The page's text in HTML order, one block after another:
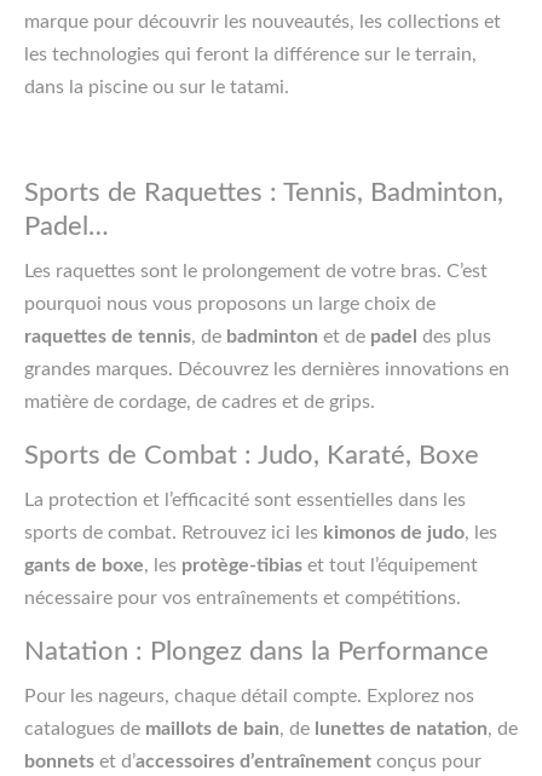
marque pour découvrir les nouveautés, les collections et
les technologies qui feront la différence sur le terrain,
dans la piscine ou sur le tatami.
Sports de Raquettes : Tennis, Badminton,
Padel…
Les raquettes sont le prolongement de votre bras. C’est
pourquoi nous vous proposons un large choix de
raquettes de tennis, de badminton et de padel des plus
grandes marques. Découvrez les dernières innovations en
matière de cordage, de cadres et de grips.
Sports de Combat : Judo, Karaté, Boxe
La protection et l’efficacité sont essentielles dans les
sports de combat. Retrouvez ici les kimonos de judo, les
gants de boxe, les protège-tibias et tout l’équipement
nécessaire pour vos entraînements et compétitions.
Natation : Plongez dans la Performance
Pour les nageurs, chaque détail compte. Explorez nos
catalogues de maillots de bain, de lunettes de natation, de
bonnets et d’accessoires d’entraînement conçus pour